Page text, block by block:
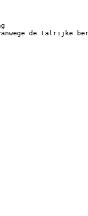
de talrijke